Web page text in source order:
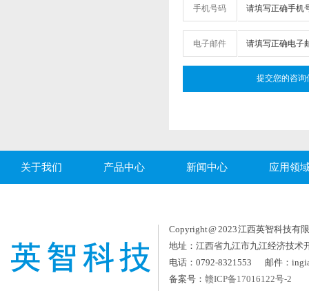
手机号码
电子邮件
关于我们 产品中心 新闻中心 应用领
Copyright @ 2023 江西英智科技有
地址：江西省九江市九江经济技术
电话：0792-8321553 邮件：
备案号： 赣ICP备17016122号-2